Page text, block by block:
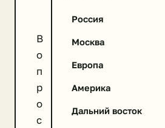
В
о
п
р
о
с
Россия
Москва
Европа
Америка
Дальний восток